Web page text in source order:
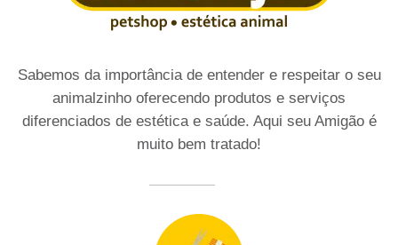
Sabemos da importância de entender e respeitar o seu
animalzinho oferecendo produtos e serviços
diferenciados de estética e saúde. Aqui seu Amigão é
muito bem tratado!